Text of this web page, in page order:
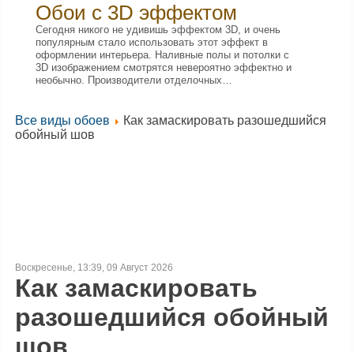
Обои с 3D эффектом
Сегодня никого не удивишь эффектом 3D, и очень
популярным стало использовать этот эффект в
оформлении интерьера. Наливные полы и потолки с
3D изображением смотрятся невероятно эффектно и
необычно. Производители отделочных…
Все виды обоев
Как замаскировать разошедшийся
обойный шов
Воскресенье, 13:39, 09 Август 2026
Как замаскировать
разошедшийся обойный